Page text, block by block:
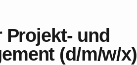
Projekt- und
(d/m/w/x)